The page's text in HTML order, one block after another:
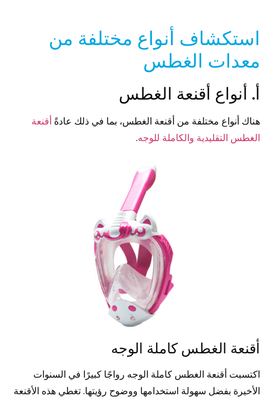
استكشاف أنواع مختلفة من
معدات الغطس
أ. أنواع أقنعة الغطس
هناك أنواع مختلفة من أقنعة الغطس، بما في ذلك عادةً أقنعة
الغطس التقليدية والكاملة للوجه.
أقنعة الغطس كاملة الوجه
اكتسبت أقنعة الغطس كاملة الوجه رواجًا كبيرًا في السنوات
الأخيرة بفضل سهولة استخدامها ووضوح رؤيتها. تغطي هذه الأقنعة